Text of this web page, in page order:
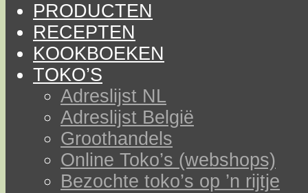
PRODUCTEN
RECEPTEN
KOOKBOEKEN
TOKO’S
Adreslijst NL
Adreslijst België
Groothandels
Online Toko’s (webshops)
Bezochte toko’s op ’n rijtje